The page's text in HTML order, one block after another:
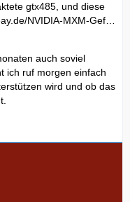
gtx485, und diese
NVIDIA-MXM-Gef…
auch soviel
ich ruf morgen einfach
wird und ob das